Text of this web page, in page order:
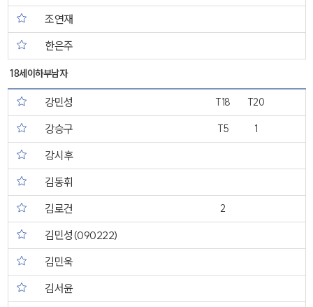
조연재
한은주
18세이하부남자
강민성 T18 T20
강승구 T5 1
강시후
김동휘
김로건
2
김민성(090222)
김민욱
김서윤